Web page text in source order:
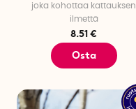
joka kohottaa kattauksen
ilmettä
8.51 €
Osta